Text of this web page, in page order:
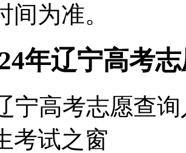
间为准。
年辽宁高考
宁高考志愿查
考试之窗